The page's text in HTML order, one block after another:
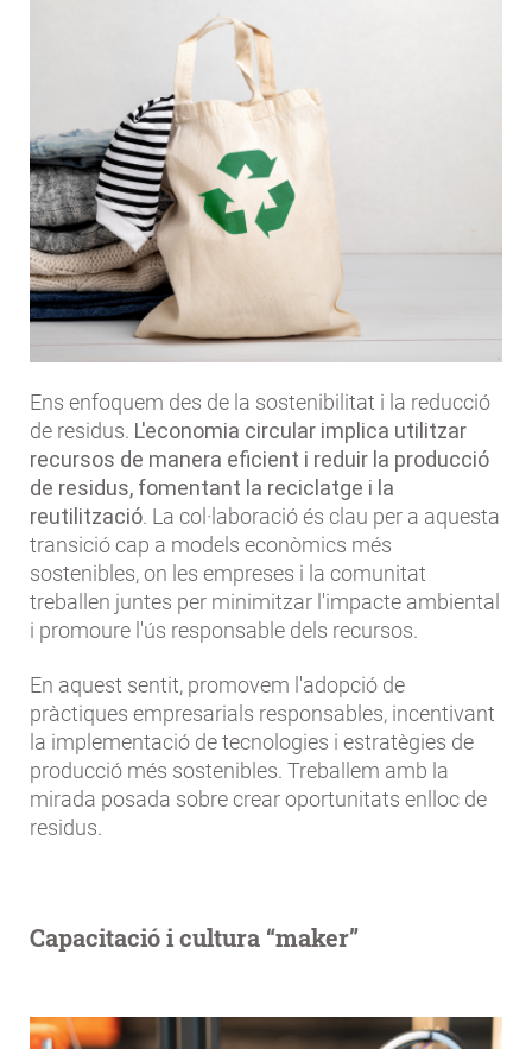
Ens enfoquem des de la sostenibilitat i la reducció
de residus. L'economia circular implica utilitzar
recursos de manera eficient i reduir la producció
de residus, fomentant la reciclatge i la
reutilització. La col·laboració és clau per a aquesta
transició cap a models econòmics més
sostenibles, on les empreses i la comunitat
treballen juntes per minimitzar l'impacte ambiental
i promoure l'ús responsable dels recursos.
En aquest sentit, promovem l'adopció de
pràctiques empresarials responsables, incentivant
la implementació de tecnologies i estratègies de
producció més sostenibles. Treballem amb la
mirada posada sobre crear oportunitats enlloc de
residus.
Capacitació i cultura “maker”